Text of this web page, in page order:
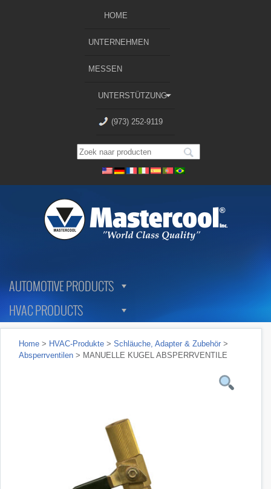
HOME
UNTERNEHMEN
MESSEN
UNTERSTÜTZUNG
(973) 252-9119
AUTOMOTIVE PRODUCTS
HVAC PRODUCTS
Home > HVAC-Produkte > Schläuche, Adapter & Zubehör >
Absperrventilen > MANUELLE KUGEL ABSPERRVENTILE